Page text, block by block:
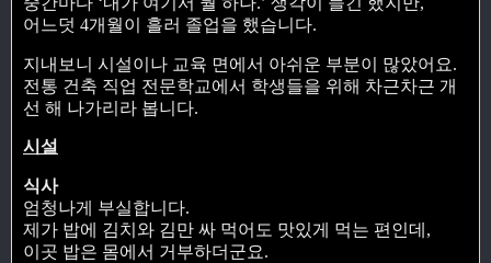
어느덧 4개월이 흘러 졸업을 했습니다.
지내보니 시설이나 교육 면에서 아쉬운 부분이 많았어요.
전통 건축 직업 전문학교에서 학생들을 위해 차근차근 개
선 해 나가리라 봅니다.
시설
식사
엄청나게 부실합니다.
제가 밥에 김치와 김만 싸 먹어도 맛있게 먹는 편인데,
이곳 밥은 몸에서 거부하더군요.